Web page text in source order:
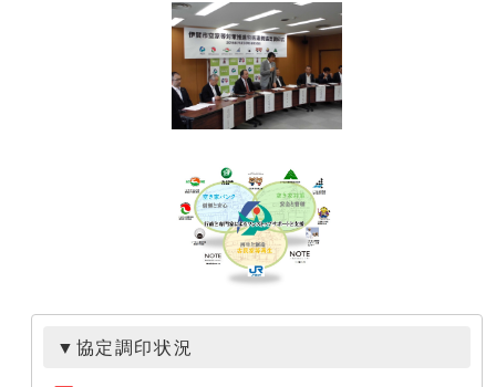
▼協定調印状況